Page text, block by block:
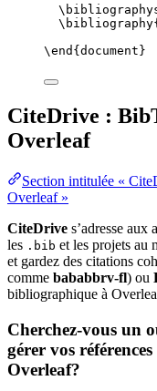
\bibliography
\end { document }
CiteDrive :
Overleaf
Section intitulée «
Overleaf »
CiteDrive s’adresse aux
les .bib et les projets au
et gardez des citations
comme bababbrv-fl) ou
bibliographique à
Cherchez-vous un
gérer vos
Overleaf?